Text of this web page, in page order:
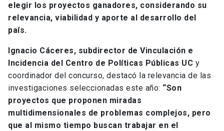
elegir los proyectos ganadores, considerando su
relevancia, viabilidad y aporte al desarrollo del
país.
Ignacio Cáceres, subdirector de Vinculación e
Incidencia del Centro de Políticas Públicas UC y
coordinador del concurso, destacó la relevancia de las
investigaciones seleccionadas este año: “Son
proyectos que proponen miradas
multidimensionales de problemas complejos, pero
que al mismo tiempo buscan trabajar en el